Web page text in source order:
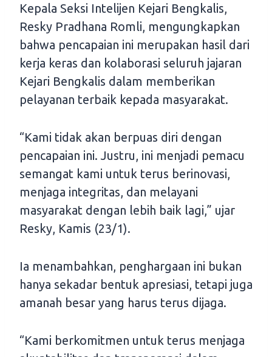
Kepala Seksi Intelijen Kejari Bengkalis,
Resky Pradhana Romli, mengungkapkan
bahwa pencapaian ini merupakan hasil dari
kerja keras dan kolaborasi seluruh jajaran
Kejari Bengkalis dalam memberikan
pelayanan terbaik kepada masyarakat.
“Kami tidak akan berpuas diri dengan
pencapaian ini. Justru, ini menjadi pemacu
semangat kami untuk terus berinovasi,
menjaga integritas, dan melayani
masyarakat dengan lebih baik lagi,” ujar
Resky, Kamis (23/1).
Ia menambahkan, penghargaan ini bukan
hanya sekadar bentuk apresiasi, tetapi juga
amanah besar yang harus terus dijaga.
“Kami berkomitmen untuk terus menjaga